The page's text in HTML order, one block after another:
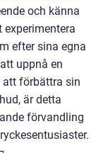
och känna
efter sina egna
uppnå en
att förbättra sin
är detta
förvandling